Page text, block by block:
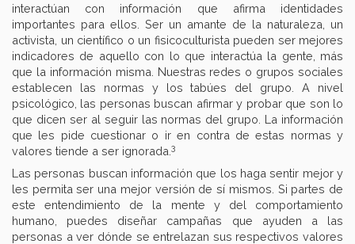
interactúan con información que afirma identidades
importantes para ellos. Ser un amante de la naturaleza, un
activista, un científico o un fisicoculturista pueden ser mejores
indicadores de aquello con lo que interactúa la gente, más
que la información misma. Nuestras redes o grupos sociales
establecen las normas y los tabúes del grupo. A nivel
psicológico, las personas buscan afirmar y probar que son lo
que dicen ser al seguir las normas del grupo. La información
que les pide cuestionar o ir en contra de estas normas y
valores tiende a ser ignorada. 3
Las personas buscan información que los haga sentir mejor y
les permita ser una mejor versión de sí mismos. Si partes de
este entendimiento de la mente y del comportamiento
humano, puedes diseñar campañas que ayuden a las
personas a ver dónde se entrelazan sus respectivos valores